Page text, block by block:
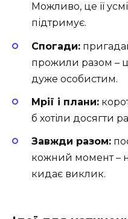
Можливо, це її
підтримує.
Спогади:
прожили разом –
дуже особистим.
Мрії і плани:
б хотіли досягти
Завжди разом:
кожний момент –
кидає виклик.